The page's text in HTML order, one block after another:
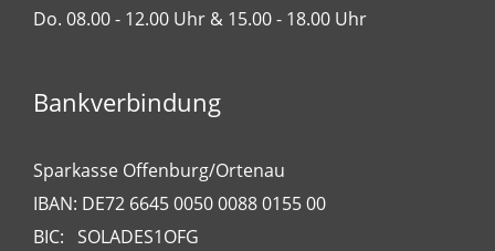
Do. 08.00 - 12.00 Uhr & 15.00 - 18.00 Uhr
Bankverbindung
Sparkasse Offenburg/Ortenau
IBAN: DE72 6645 0050 0088 0155 00
BIC: SOLADES1OFG